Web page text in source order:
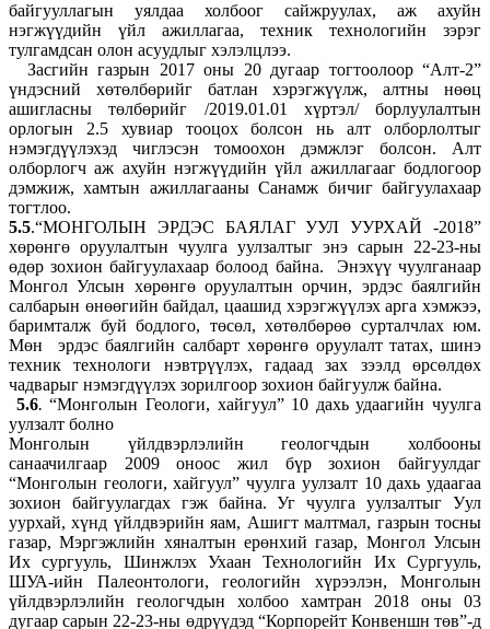
байгууллагын уялдаа холбоог сайжруулах, аж ахуйн
нэгжүүдийн үйл ажиллагаа, техник технологийн зэрэг
тулгамдсан олон асуудлыг хэлэлцлээ.
Засгийн газрын 2017 оны 20 дугаар тогтоолоор “Алт-2”
үндэсний хөтөлбөрийг батлан хэрэгжүүлж, алтны нөөц
ашигласны төлбөрийг /2019.01.01 хүртэл/ борлуулалтын
орлогын 2.5 хувиар тооцох болсон нь алт олборлолтыг
нэмэгдүүлэхэд чиглэсэн томоохон дэмжлэг болсон. Алт
олборлогч аж ахуйн нэгжүүдийн үйл ажиллагааг бодлогоор
дэмжиж, хамтын ажиллагааны Санамж бичиг байгуулахаар
тогтлоо.
5.5.“МОНГОЛЫН ЭРДЭС БАЯЛАГ УУЛ УУРХАЙ -2018”
хөрөнгө оруулалтын чуулга уулзалтыг энэ сарын 22-23-ны
өдөр зохион байгуулахаар болоод байна. Энэхүү чуулганаар
Монгол Улсын хөрөнгө оруулалтын орчин, эрдэс баялгийн
салбарын өнөөгийн байдал, цаашид хэрэгжүүлэх арга хэмжээ,
баримталж буй бодлого, төсөл, хөтөлбөрөө сурталчлах юм.
Мөн эрдэс баялгийн салбарт хөрөнгө оруулалт татах, шинэ
техник технологи нэвтрүүлэх, гадаад зах зээлд өрсөлдөх
чадварыг нэмэгдүүлэх зорилгоор зохион байгуулж байна.
5.6.“Монголын Геологи, хайгуул” 10 дахь удаагийн чуулга
уулзалт болно
Монголын үйлдвэрлэлийн геологчдын холбооны
санаачилгаар 2009 оноос жил бүр зохион байгуулдаг
“Монголын геологи, хайгуул” чуулга уулзалт 10 дахь удаагаа
зохион байгуулагдах гэж байна. Уг чуулга уулзалтыг Уул
уурхай, хүнд үйлдвэрийн яам, Ашигт малтмал, газрын тосны
газар, Мэргэжлийн хяналтын ерөнхий газар, Монгол Улсын
Их сургууль, Шинжлэх Ухаан Технологийн Их Сургууль,
ШУА-ийн Палеонтологи, геологийн хүрээлэн, Монголын
үйлдвэрлэлийн геологчдын холбоо хамтран 2018 оны 03
дугаар сарын 22-23-ны өдрүүдэд “Корпорейт Конвеншн төв”-д